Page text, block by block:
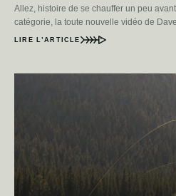
Allez, histoire de se chauffer un peu
catégorie, la toute nouvelle vidéo de
LIRE L’ARTICLE